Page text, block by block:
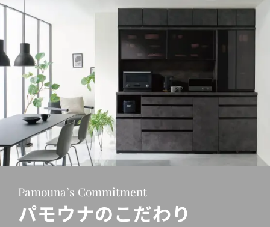
Pamouna’s Commitment
パモウナのこだわり